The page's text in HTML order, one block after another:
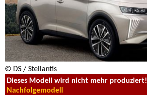
© DS / Stellantis
Dieses Modell wird nicht mehr produziert!
Nachfolgemodell